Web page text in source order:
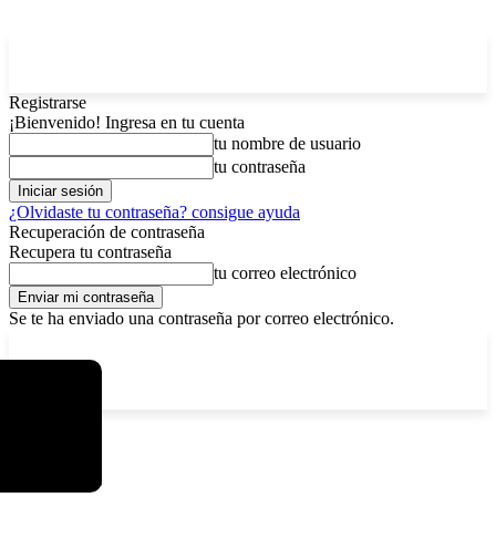
Registrarse
¡Bienvenido! Ingresa en tu cuenta
tu nombre de usuario
tu contraseña
¿Olvidaste tu contraseña? consigue ayuda
Recuperación de contraseña
Recupera tu contraseña
tu correo electrónico
Se te ha enviado una contraseña por correo electrónico.